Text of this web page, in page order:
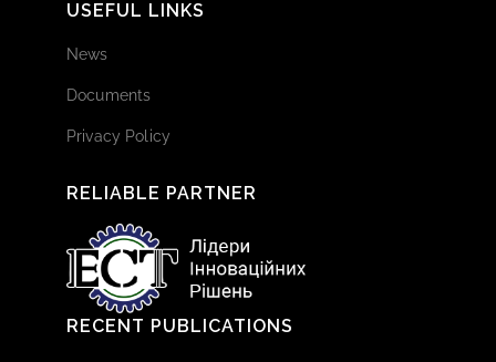
USEFUL LINKS
News
Documents
Privacy Policy
RELIABLE PARTNER
RECENT PUBLICATIONS